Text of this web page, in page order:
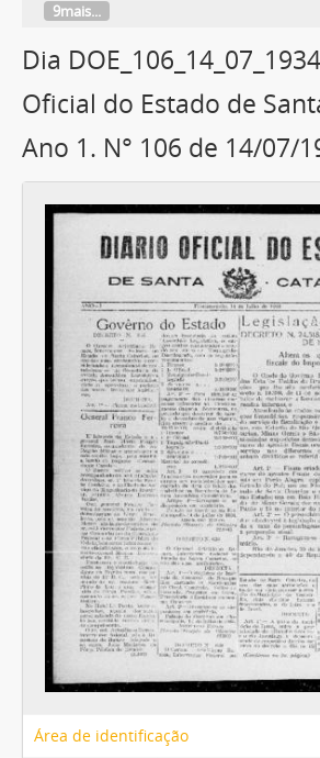
9mais...
Dia
Oficial do Estado de
Ano 1. N° 106 de 14/07/
Área de identificação